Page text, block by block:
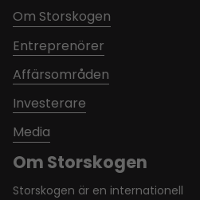
Om Storskogen
Storskogen är en internationell
Om Storskogen
Entreprenörer
Affärsområden
Investerare
Media